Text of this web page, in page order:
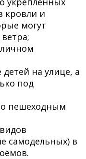
кровли и
могут
на улице, а
под
пешеходным
самодельных) в